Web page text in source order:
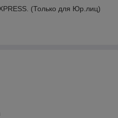
(Только для Юр.лиц)